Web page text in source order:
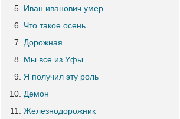
Иван иванович умер
Что такое осень
Дорожная
Мы все из Уфы
Я получил эту роль
Демон
Железнодорожник